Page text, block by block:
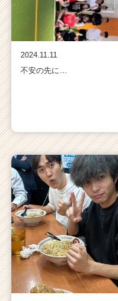
2024.11.11
不安の先に…